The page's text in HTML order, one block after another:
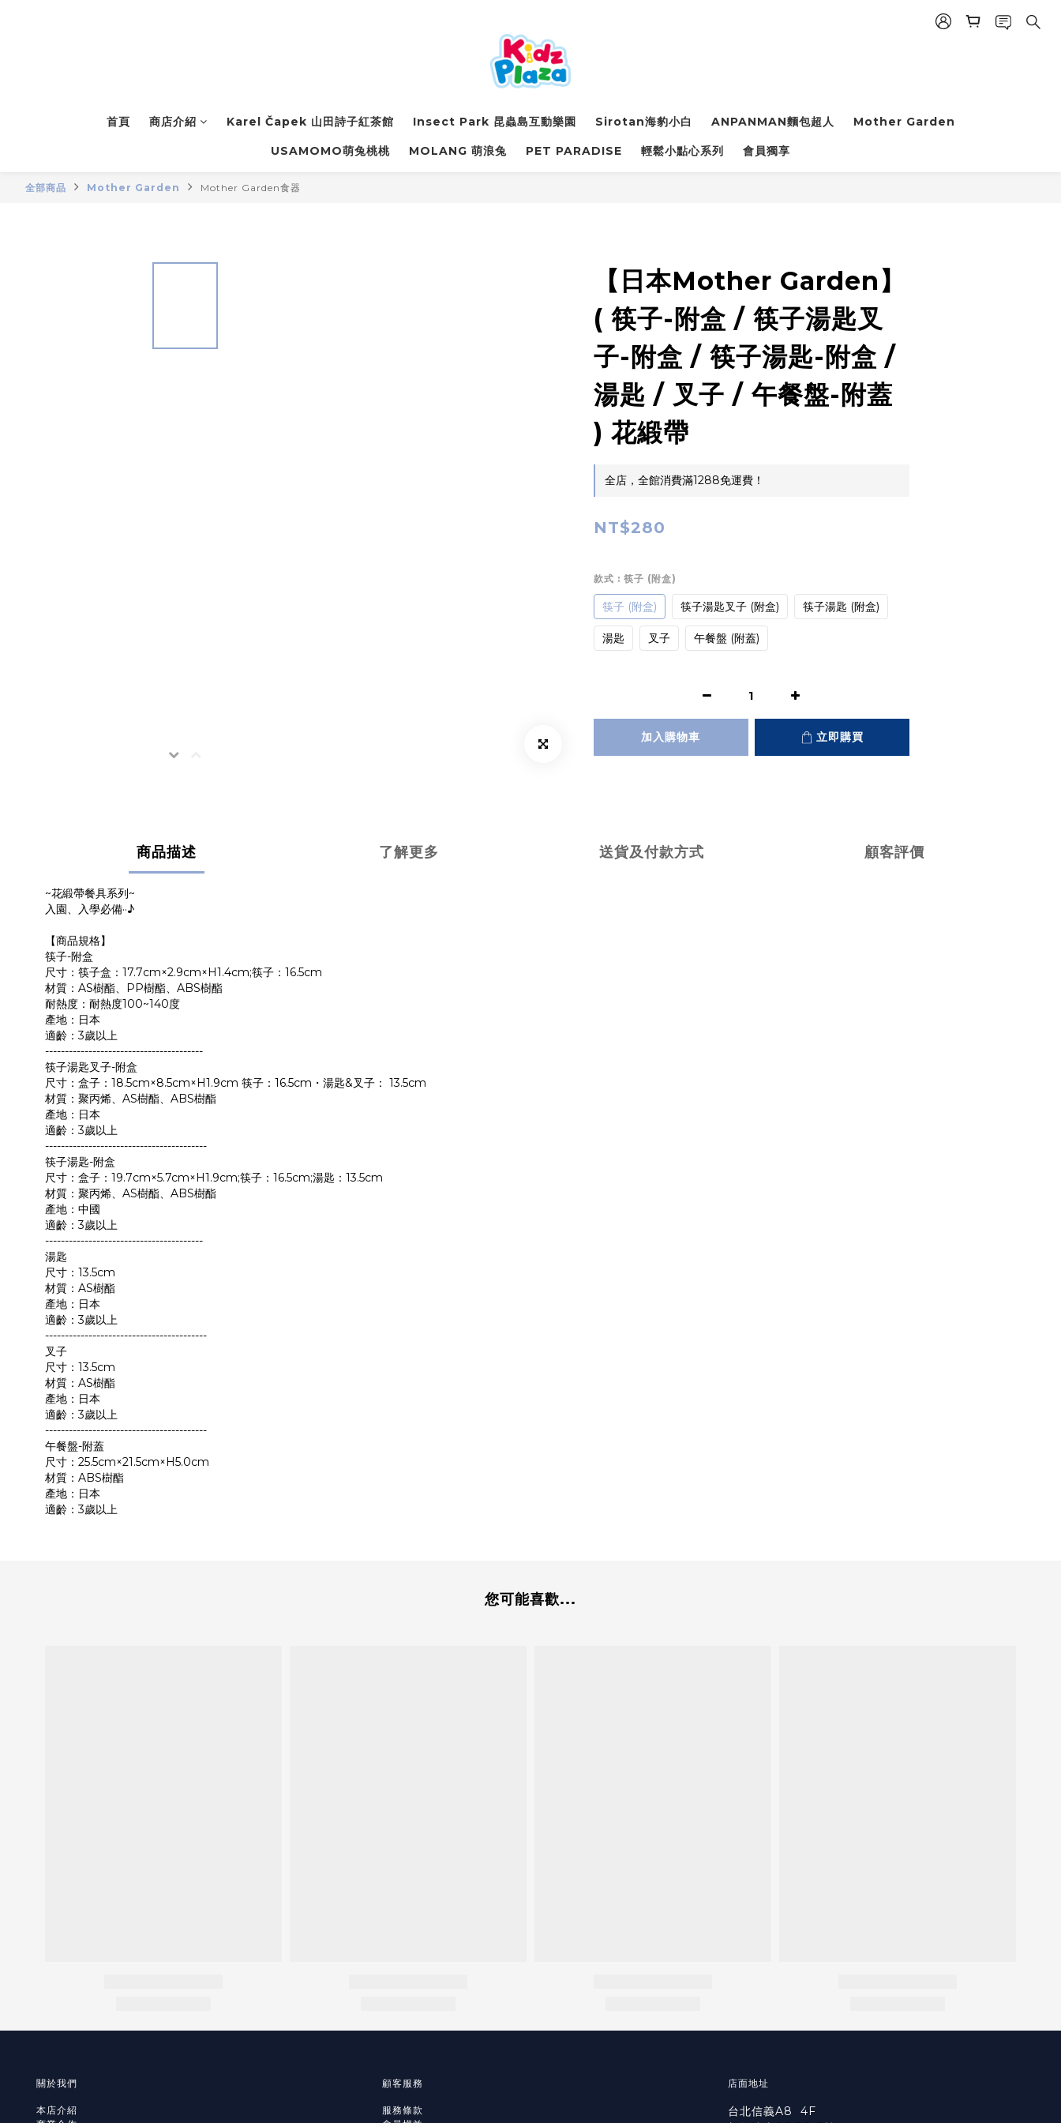
首頁 商店介紹 Karel Čapek 山田詩子紅茶館 Insect Park 昆蟲島互動樂園 Sirotan海豹小白 ANPANMAN麵包超人 Mother Garden
USAMOMO萌兔桃桃 MOLANG 萌浪兔 PET PARADISE 輕鬆小點心系列 會員獨享
全部商品 Mother Garden Mother Garden食器
【日本Mother Garden】
( 筷子-附盒 / 筷子湯匙叉
子-附盒 / 筷子湯匙-附盒 /
湯匙 / 叉子 / 午餐盤-附蓋
) 花緞帶
全店，全館消費滿1288免運費！
NT$280
款式 : 筷子 (附盒)
筷子 (附盒) 筷子湯匙叉子 (附盒) 筷子湯匙 (附盒)
湯匙 叉子 午餐盤 (附蓋)
加入購物車 立即購買
商品描述 了解更多 送貨及付款方式 顧客評價
~花緞帶餐具系列~
入園、入學必備··♪
【商品規格】
筷子-附盒
尺寸：筷子盒：17.7cm×2.9cm×H1.4cm;筷子：16.5cm
材質：AS樹酯、PP樹酯、ABS樹酯
耐熱度：耐熱度100~140度
產地：日本
適齡：3歲以上
----------------------------------------
筷子湯匙叉子-附盒
尺寸：盒子：18.5cm×8.5cm×H1.9cm 筷子：16.5cm・湯匙&叉子： 13.5cm
材質：聚丙烯、AS樹酯、ABS樹酯
產地：日本
適齡：3歲以上
-----------------------------------------
筷子湯匙-附盒
尺寸：盒子：19.7cm×5.7cm×H1.9cm;筷子：16.5cm;湯匙：13.5cm
材質：聚丙烯、AS樹酯、ABS樹酯
產地：中國
適齡：3歲以上
----------------------------------------
湯匙
尺寸：13.5cm
材質：AS樹酯
產地：日本
適齡：3歲以上
-----------------------------------------
叉子
尺寸：13.5cm
材質：AS樹酯
產地：日本
適齡：3歲以上
-----------------------------------------
午餐盤-附蓋
尺寸：25.5cm×21.5cm×H5.0cm
材質：ABS樹酯
產地：日本
適齡：3歲以上
您可能喜歡...
關於我們
本店介紹
顧客服務
服務條款
店面地址
台北信義A8 4F